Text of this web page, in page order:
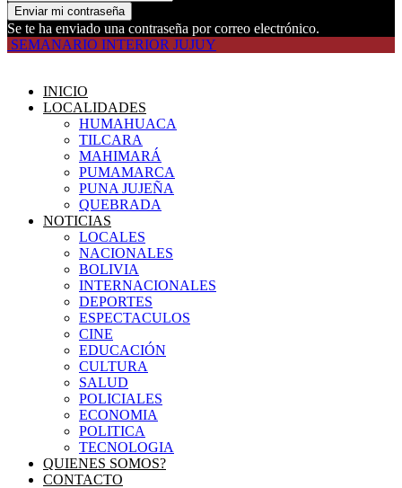
Se te ha enviado una contraseña por correo electrónico.
SEMANARIO INTERIOR JUJUY
INICIO
LOCALIDADES
HUMAHUACA
TILCARA
MAHIMARÁ
PUMAMARCA
PUNA JUJEÑA
QUEBRADA
NOTICIAS
LOCALES
NACIONALES
BOLIVIA
INTERNACIONALES
DEPORTES
ESPECTACULOS
CINE
EDUCACIÓN
CULTURA
SALUD
POLICIALES
ECONOMIA
POLITICA
TECNOLOGIA
QUIENES SOMOS?
CONTACTO